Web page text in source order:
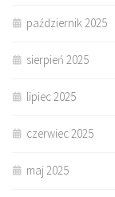
październik 2025
sierpień 2025
lipiec 2025
czerwiec 2025
maj 2025